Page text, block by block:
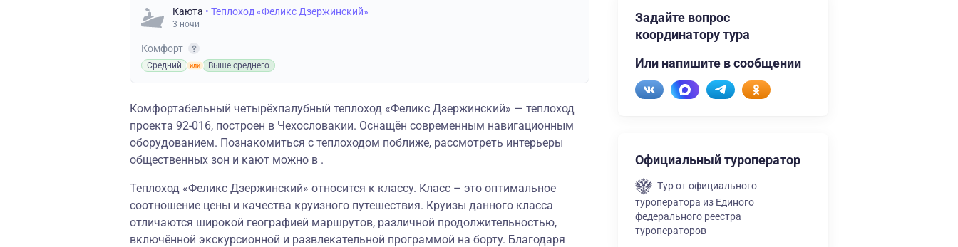
Каюта • Теплоход «Феликс Дзержинский»
3 ночи
Комфорт
Средний Выше среднего
Комфортабельный четырёхпалубный теплоход «Феликс Дзержинский» — теплоход
проекта 92-016, построен в Чехословакии. Оснащён современным навигационным
оборудованием. Познакомиться с теплоходом поближе, рассмотреть интерьеры
общественных зон и кают можно в .
Теплоход «Феликс Дзержинский» относится к классу. Класс – это оптимальное
соотношение цены и качества круизного путешествия. Круизы данного класса
отличаются широкой географией маршрутов, различной продолжительностью,
включённой экскурсионной и развлекательной программой на борту. Благодаря
Задайте вопрос
координатору тура
Или напишите в сообщении
Официальный туроператор
Тур от официального
туроператора из Единого
федерального реестра
туроператоров